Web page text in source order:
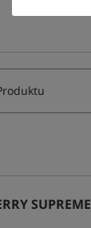
SUPREME